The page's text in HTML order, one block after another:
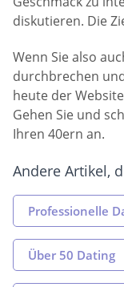
diskutieren. Die
Wenn Sie also
durchbrechen
heute der
Gehen Sie und
Ihren 40ern an.
Andere Artikel,
Professionelle
Über 50 Dating